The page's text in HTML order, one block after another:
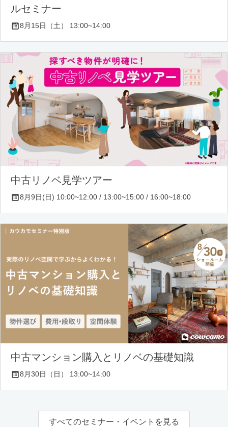
ルセミナー
8月15日（土） 13:00~14:00
中古リノベ見学ツアー
8月9日(日) 10:00~12:00 / 13:00~15:00 / 16:00~18:00
中古マンション購入とリノベの基礎知識
8月30日（日） 13:00~14:00
すべてのセミナー・イベントを見る